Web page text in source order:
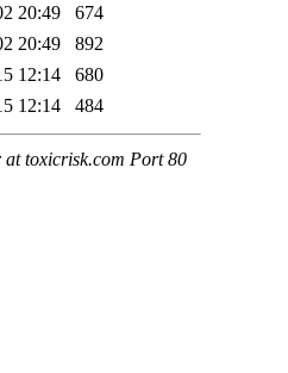
20:49
674
20:49
892
12:14
680
12:14 484
at toxicrisk.com Port 80